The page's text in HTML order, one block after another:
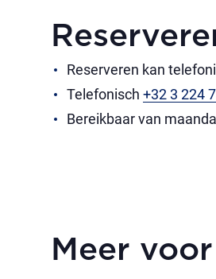
Reserveren kan
Telefonisch +32 3 224
Bereikbaar van
Meer